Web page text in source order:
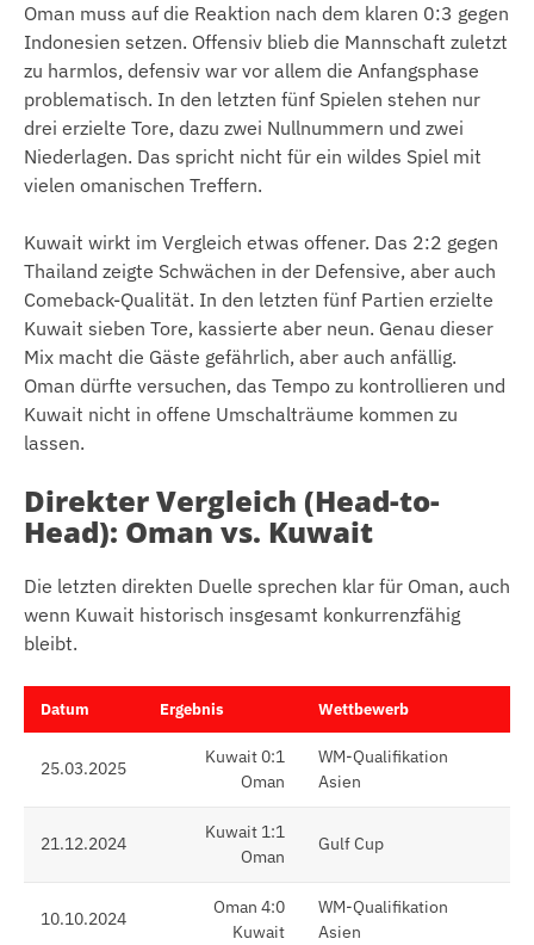
Oman muss auf die Reaktion nach dem klaren 0:3 gegen
Indonesien setzen. Offensiv blieb die Mannschaft zuletzt
zu harmlos, defensiv war vor allem die Anfangsphase
problematisch. In den letzten fünf Spielen stehen nur
drei erzielte Tore, dazu zwei Nullnummern und zwei
Niederlagen. Das spricht nicht für ein wildes Spiel mit
vielen omanischen Treffern.
Kuwait wirkt im Vergleich etwas offener. Das 2:2 gegen
Thailand zeigte Schwächen in der Defensive, aber auch
Comeback-Qualität. In den letzten fünf Partien erzielte
Kuwait sieben Tore, kassierte aber neun. Genau dieser
Mix macht die Gäste gefährlich, aber auch anfällig.
Oman dürfte versuchen, das Tempo zu kontrollieren und
Kuwait nicht in offene Umschalträume kommen zu
lassen.
Direkter Vergleich (Head-to-
Head): Oman vs. Kuwait
Die letzten direkten Duelle sprechen klar für Oman, auch
wenn Kuwait historisch insgesamt konkurrenzfähig
bleibt.
Datum Ergebnis Wettbewerb
25.03.2025
Kuwait 0:1
Oman
WM-Qualifikation
Asien
21.12.2024
Kuwait 1:1
Oman
Gulf Cup
10.10.2024
Oman 4:0
Kuwait
WM-Qualifikation
Asien